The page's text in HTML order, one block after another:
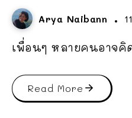
Arya Naibann
เพื่อนๆ หลายคนอาจคิ
Read More